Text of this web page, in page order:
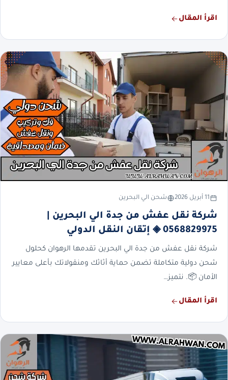
اقرأ المقال
11 أبريل 2026 شحن الي البحرين
شركة نقل عفش من جدة الي البحرين |
0568829975 ◈ إتقان النقل الدولي
شركة نقل عفش من جدة الي البحرين تقدمها الرهوان كحلول
شحن دولية متكاملة تضمن حماية أثاثك ومنقولاتك بأعلى معايير
الأمان 📦. نتميز…
اقرأ المقال